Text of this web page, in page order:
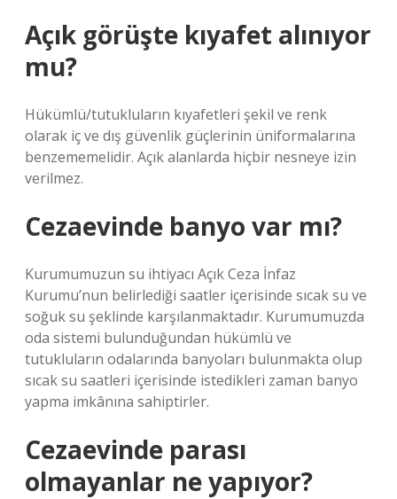
Açık görüşte kıyafet alınıyor
mu?
Hükümlü/tutukluların kıyafetleri şekil ve renk
olarak iç ve dış güvenlik güçlerinin üniformalarına
benzememelidir. Açık alanlarda hiçbir nesneye izin
verilmez.
Cezaevinde banyo var mı?
Kurumumuzun su ihtiyacı Açık Ceza İnfaz
Kurumu’nun belirlediği saatler içerisinde sıcak su ve
soğuk su şeklinde karşılanmaktadır. Kurumumuzda
oda sistemi bulunduğundan hükümlü ve
tutukluların odalarında banyoları bulunmakta olup
sıcak su saatleri içerisinde istedikleri zaman banyo
yapma imkânına sahiptirler.
Cezaevinde parası
olmayanlar ne yapıyor?